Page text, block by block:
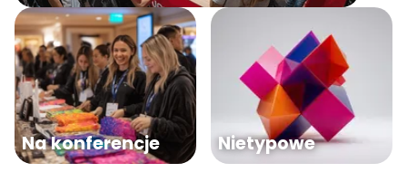
Na konferencje Nietypowe